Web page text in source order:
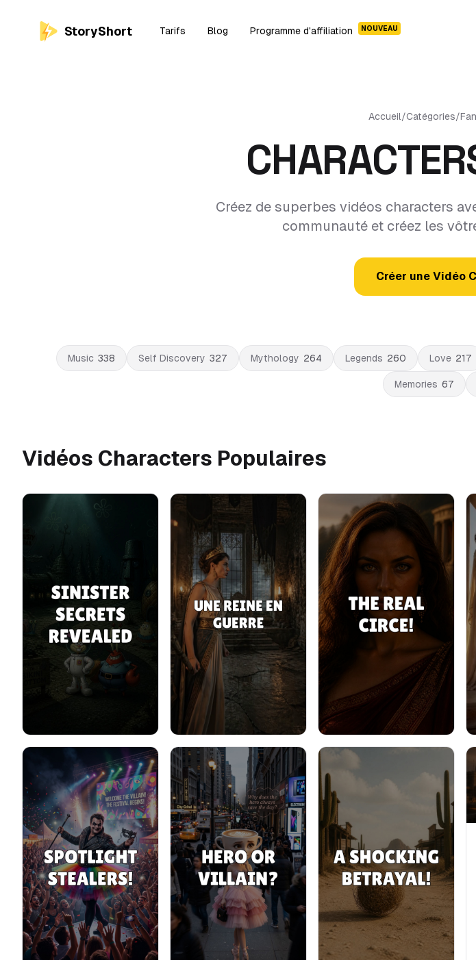
StoryShort Tarifs Blog Programme d'affiliation NOUVEAU
Accueil/Catégories/
Créez de superbes vidéos characters
communauté et créez les
Créer une Vidéo
Music 338 Self Discovery 327 Mythology 264 Legends 260 Love 217
Memories 67
Vidéos Characters Populaires